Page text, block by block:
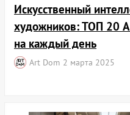
Искусственный
художников: ТОП 20
на каждый день
Art Dom 2 марта 2025